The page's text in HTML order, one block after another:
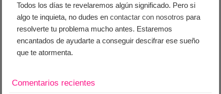
Todos los días te revelaremos algún significado. Pero si
algo te inquieta, no dudes encontactar con nosotros para
resolverte tu problema mucho antes. Estaremos
encantados de ayudarte a conseguir descifrar ese sueño
que te atormenta.
Comentarios recientes